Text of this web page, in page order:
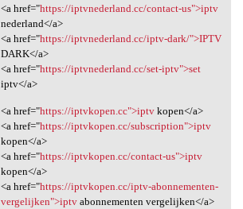
<a href="https://iptvnederland.cc/contact-us">iptv
nederland</a>
<a href="https://iptvnederland.cc/iptv-dark/">IPTV
DARK</a>
<a href="https://iptvnederland.cc/set-iptv">set
iptv</a>
<a href="https://iptvkopen.cc">iptvkopen</a>
<a href="https://iptvkopen.cc/subscription">iptv
kopen</a>
<a href="https://iptvkopen.cc/contact-us">iptv
kopen</a>
<a href="https://iptvkopen.cc/iptv-abonnementen-
vergelijken">iptvabonnementen vergelijken</a>